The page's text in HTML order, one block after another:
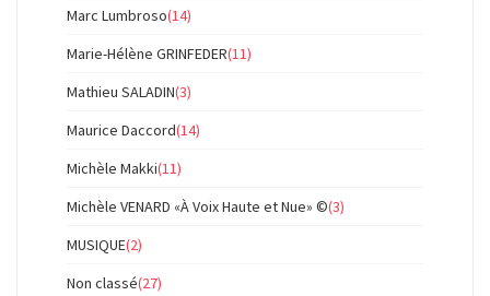
Marc Lumbroso(14)
Marie-Hélène GRINFEDER(11)
Mathieu SALADIN(3)
Maurice Daccord(14)
Michèle Makki(11)
Michèle VENARD «À Voix Haute et Nue» ©(3)
MUSIQUE(2)
Non classé(27)